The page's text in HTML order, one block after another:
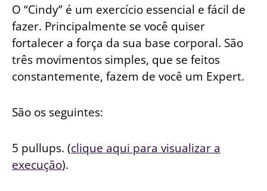
O “Cindy” é um exercício essencial e fácil de
fazer. Principalmente se você quiser
fortalecer a força da sua base corporal. São
três movimentos simples, que se feitos
constantemente, fazem de você um Expert.
São os seguintes:
5 pullups. (clique aqui para visualizar a
execução).